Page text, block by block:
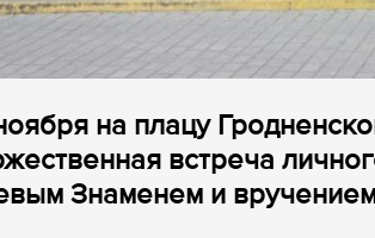
на плацу
встреча
Знаменем и